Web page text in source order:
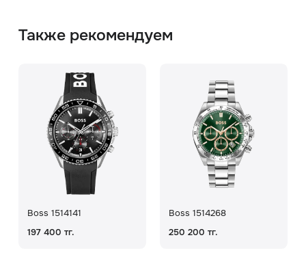
Также рекомендуем
Boss 1514141
197 400 тг.
Boss 1514268
250 200 тг.